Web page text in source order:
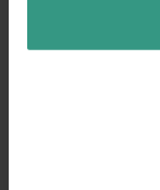
evitando
Riego y
recomendamos